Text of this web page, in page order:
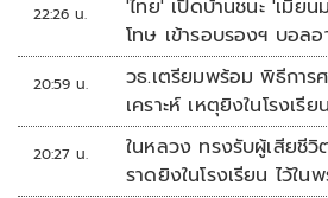
22:26 น.
'ไทย' เปิดบ้านชนะ 'เมีย
โทษ เข้ารอบรองฯ บอล
20:59 น.
วธ.เตรียมพร้อม พิธีการ
เคราะห์ เหตุยิงในโรงเรียน
20:27 น.
ในหลวง ทรงรับผู้เสียชีวิ
ราดยิงในโรงเรียน ไว้ใน